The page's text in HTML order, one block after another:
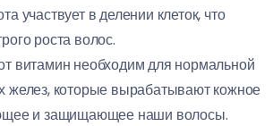
участвует в делении клеток, что
роста волос.
витамин необходим для нормальной
желез, которые вырабатывают кожное
и защищающее наши волосы.